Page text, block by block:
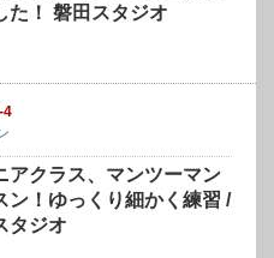
た！ 磐田スタジオ
4
アクラス、マンツーマン
ン！ゆっくり細かく練習 /
タジオ